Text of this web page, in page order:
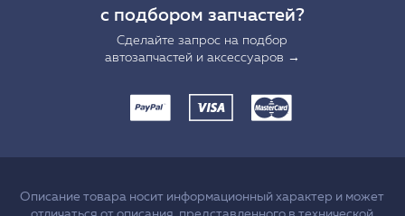
с подбором запчастей?
Сделайте запрос на подбор
автозапчастей и аксессуаров →
Описание товара носит информационный характер и может